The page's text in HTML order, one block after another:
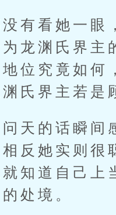
看她一眼
龙渊氏界主
位究竟如何
氏界主若是
的话瞬间
反她实则很
知道自己上
处境。